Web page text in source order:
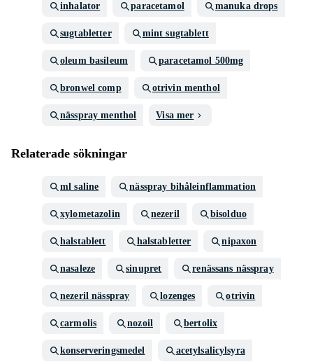
inhalator paracetamol manuka drops
sugtabletter mint sugtablett
oleum basileum paracetamol 500mg
bronwel comp otrivin menthol
nässpray menthol Visa mer
Relaterade sökningar
ml saline nässpray bihåleinflammation
xylometazolin nezeril bisolduo
halstablett halstabletter nipaxon
nasaleze sinupret renässans nässpray
nezeril nässpray lozenges otrivin
carmolis nozoil bertolix
konserveringsmedel acetylsalicylsyra